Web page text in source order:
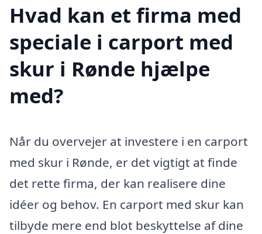
Hvad kan et firma med
speciale i carport med
skur i Rønde hjælpe
med?
Når du overvejer at investere i en carport
med skur i Rønde, er det vigtigt at finde
det rette firma, der kan realisere dine
idéer og behov. En carport med skur kan
tilbyde mere end blot beskyttelse af dine